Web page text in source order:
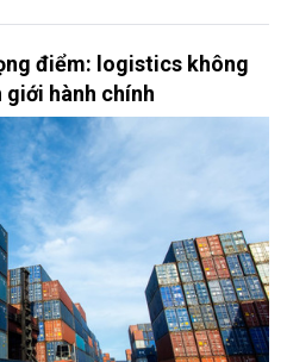
điểm: logistics không
hành chính